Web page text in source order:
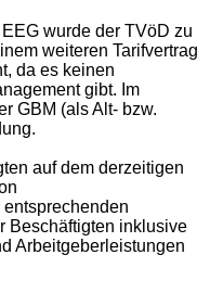
wurde der TVöD zu
weiteren Tarifvertrag
da es keinen
gibt. Im
GBM (als Alt- bzw.
auf dem derzeitigen
Beschäftigten inklusive
Arbeitgeberleistungen